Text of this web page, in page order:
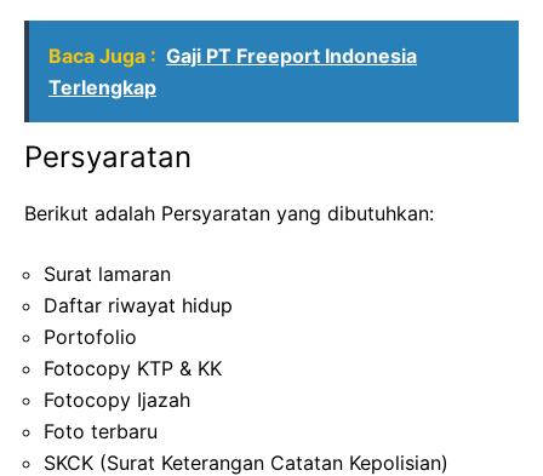
Baca Juga : Gaji PT Freeport Indonesia
Terlengkap
Persyaratan
Berikut adalah Persyaratan yang dibutuhkan:
Surat lamaran
Daftar riwayat hidup
Portofolio
Fotocopy KTP & KK
Fotocopy Ijazah
Foto terbaru
SKCK (Surat Keterangan Catatan Kepolisian)